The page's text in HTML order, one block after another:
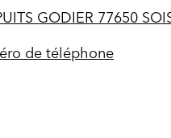
GODIER 77650
de téléphone